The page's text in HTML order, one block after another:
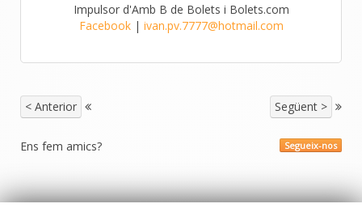
Impulsor d'Amb B de Bolets i Bolets.com
Facebook| ivan.pv.7777@hotmail.com
< Anterior Següent >
Segueix-nos
Ens fem amics?